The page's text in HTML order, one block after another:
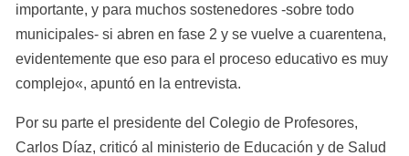
importante, y para muchos sostenedores -sobre todo
municipales- si abren en fase 2 y se vuelve a cuarentena,
evidentemente que eso para el proceso educativo es muy
complejo«, apuntó en la entrevista.
Por su parte el presidente del Colegio de Profesores,
Carlos Díaz, criticó al ministerio de Educación y de Salud